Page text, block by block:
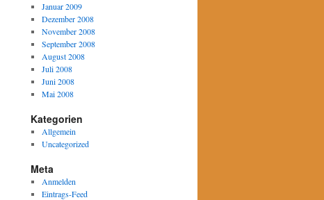
Januar 2009
Dezember 2008
November 2008
September 2008
August 2008
Juli 2008
Juni 2008
Mai 2008
Kategorien
Allgemein
Uncategorized
Meta
Anmelden
Eintrags-Feed